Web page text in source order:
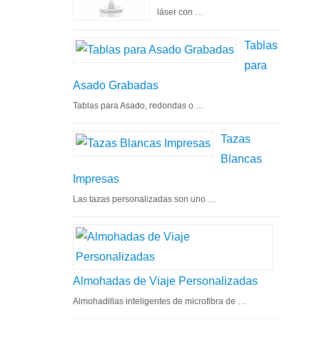
láser con …
Tablas
para
Asado Grabadas
Tablas para Asado, redondas o …
Tazas
Blancas
Impresas
Las tazas personalizadas son uno …
Almohadas de Viaje Personalizadas
Almohadillas inteligentes de microfibra de …